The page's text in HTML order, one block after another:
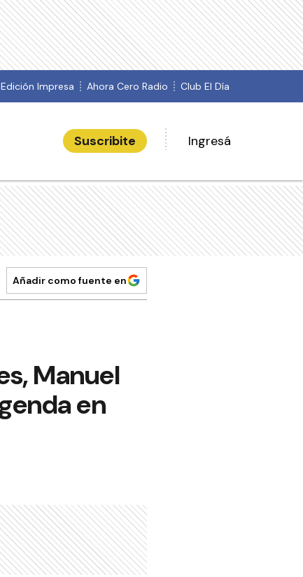
Edición Impresa Ahora Cero Radio Club El Día
Suscribite Ingresá
Añadir como fuente en
Manuel
en